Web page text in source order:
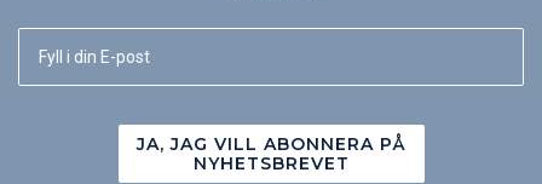
JA, JAG VILL ABONNERA PÅ
NYHETSBREVET